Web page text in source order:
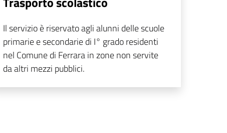
Il servizio è riservato agli alunni delle scuole
primarie e secondarie di I° grado residenti
nel Comune di Ferrara in zone non servite
da altri mezzi pubblici.